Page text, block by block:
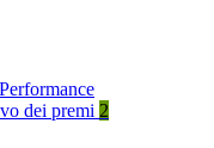
dei premi 2